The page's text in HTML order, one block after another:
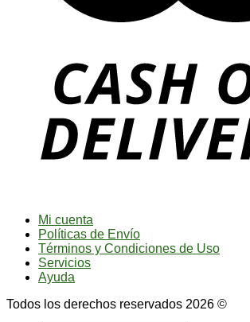
Mi cuenta
Políticas de Envío
Términos y Condiciones de Uso
Servicios
Ayuda
Todos los derechos reservados 2026 ©